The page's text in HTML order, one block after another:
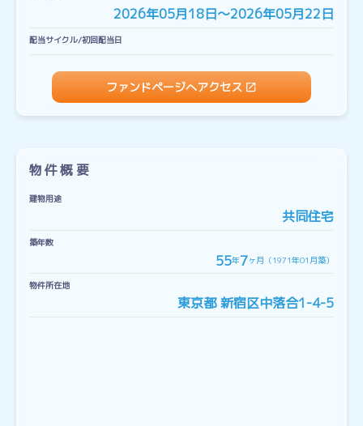
2026年05月18日〜2026年05月22日
配当サイクル/初回配当日
ファンドページへアクセス
物件概要
建物用途
共同住宅
築年数
55年7ヶ月（1971年01月築）
物件所在地
東京都 新宿区中落合1-4-5